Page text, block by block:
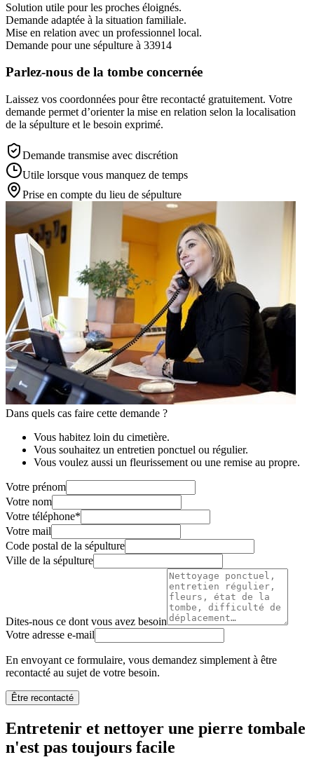
Solution utile pour les proches éloignés.
Demande adaptée à la situation familiale.
Mise en relation avec un professionnel local.
Demande pour une sépulture à 33914
Parlez-nous de la tombe concernée
Laissez vos coordonnées pour être recontacté gratuitement. Votre
demande permet d’orienter la mise en relation selon la localisation
de la sépulture et le besoin exprimé.
Demande transmise avec discrétion
Utile lorsque vous manquez de temps
Prise en compte du lieu de sépulture
Dans quels cas faire cette demande ?
Vous habitez loin du cimetière.
Vous souhaitez un entretien ponctuel ou régulier.
Vous voulez aussi un fleurissement ou une remise au propre.
Votre prénom
Votre nom
Votre téléphone*
Votre mail
Code postal de la sépulture
Ville de la sépulture
Dites-nous ce dont vous avez besoin
Votre adresse e-mail
En envoyant ce formulaire, vous demandez simplement à être
recontacté au sujet de votre besoin.
Être recontacté
Entretenir et nettoyer une pierre tombale
n'est pas toujours facile